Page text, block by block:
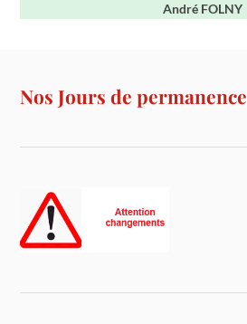
André FOLNY
Nos Jours de permanence